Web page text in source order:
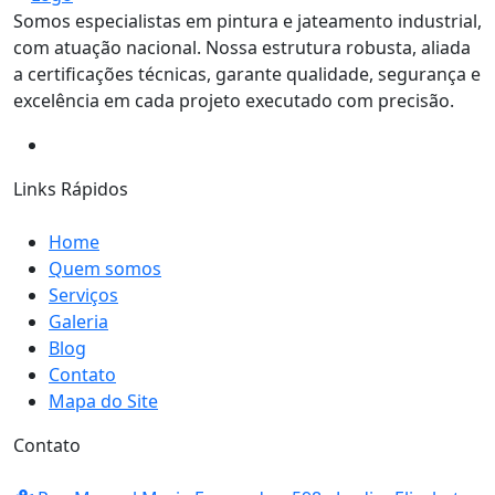
Somos especialistas em pintura e jateamento industrial,
com atuação nacional. Nossa estrutura robusta, aliada
a certificações técnicas, garante qualidade, segurança e
excelência em cada projeto executado com precisão.
Links Rápidos
Home
Quem somos
Serviços
Galeria
Blog
Contato
Mapa do Site
Contato